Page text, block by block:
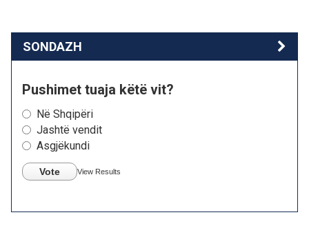
SONDAZH
Pushimet tuaja këtë vit?
Në Shqipëri
Jashtë vendit
Asgjëkundi
Vote View Results